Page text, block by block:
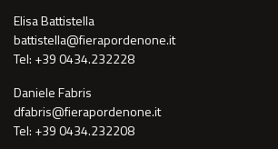
Elisa Battistella
battistella@fierapordenone.it
Tel: +39 0434.232228
Daniele Fabris
dfabris@fierapordenone.it
Tel: +39 0434.232208